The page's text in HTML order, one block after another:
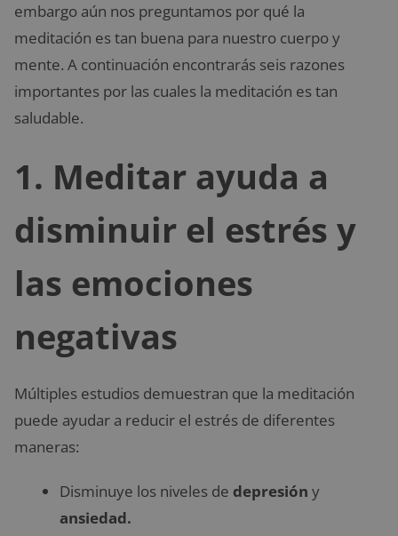
embargo aún nos preguntamos por qué la
meditación es tan buena para nuestro cuerpo y
mente. A continuación encontrarás seis razones
importantes por las cuales la meditación es tan
saludable.
1. Meditar ayuda a
disminuir el estrés y
las emociones
negativas
Múltiples estudios demuestran que la meditación
puede ayudar a reducir el estrés de diferentes
maneras:
Disminuye los niveles de depresión y
ansiedad.